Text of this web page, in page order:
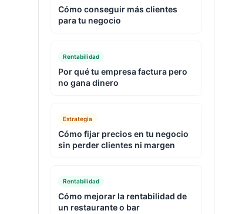
Cómo conseguir más clientes
para tu negocio
Rentabilidad
Por qué tu empresa factura pero
no gana dinero
Estrategia
Cómo fijar precios en tu negocio
sin perder clientes ni margen
Rentabilidad
Cómo mejorar la rentabilidad de
un restaurante o bar